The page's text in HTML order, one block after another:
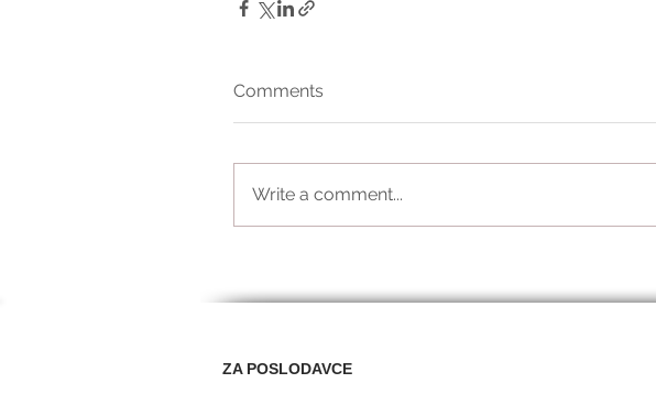
Comments
Write a comment...
ZA POSLODAVCE